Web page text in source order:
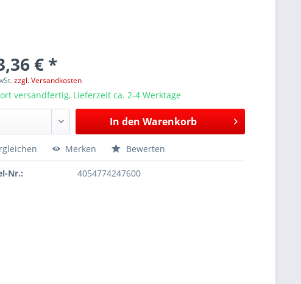
€ *
zzgl. Versandkosten
versandfertig, Lieferzeit ca. 2-4 Werktage
In den Warenkorb
Merken Bewerten
Nr.: 4054774247600